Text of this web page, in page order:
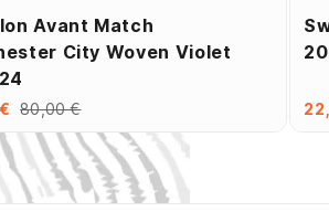
Avant Match
City Woven Violet
80,00 €